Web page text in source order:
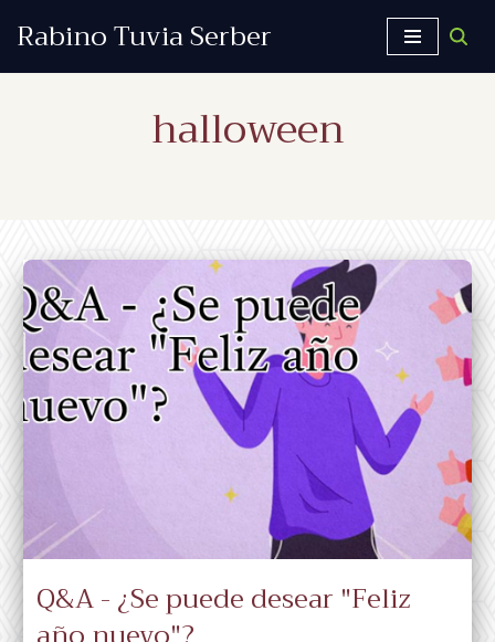
Rabino Tuvia Serber
halloween
Q&A - ¿Se puede desear "Feliz